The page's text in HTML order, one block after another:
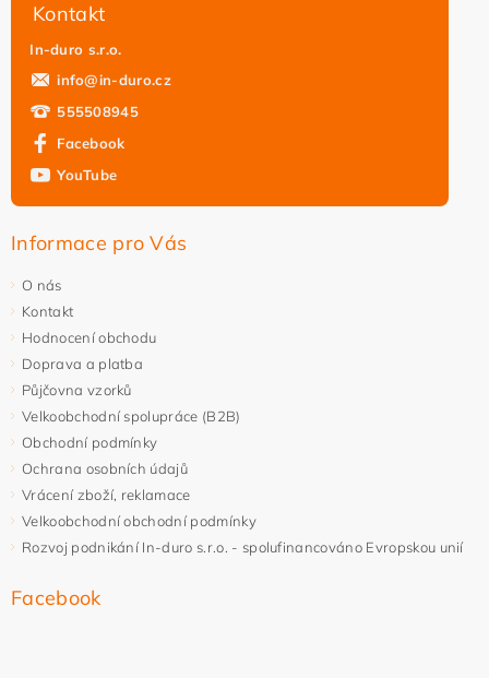
Kontakt
In-duro s.r.o.
info@in-duro.cz
555508945
Facebook
YouTube
Informace pro Vás
O nás
Kontakt
Hodnocení obchodu
Doprava a platba
Půjčovna vzorků
Velkoobchodní spolupráce (B2B)
Obchodní podmínky
Ochrana osobních údajů
Vrácení zboží, reklamace
Velkoobchodní obchodní podmínky
Rozvoj podnikání In-duro s.r.o. - spolufinancováno Evropskou unií
Facebook